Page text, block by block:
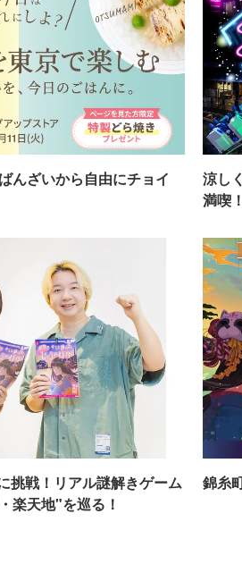
んざいから自由にチョイ
涼し
満喫！
挑戦！リアル謎解きゲーム
楽天地"を巡る！
錦糸